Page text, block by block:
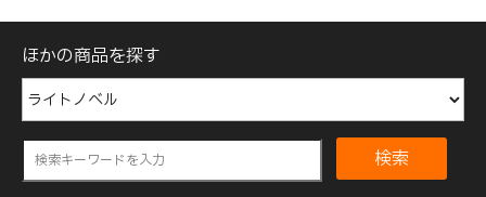
ほかの商品を探す
検索